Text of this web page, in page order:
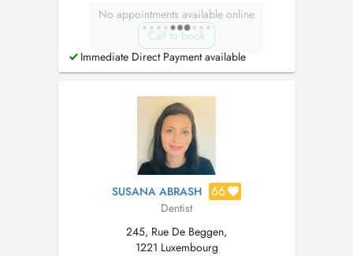
No appointments available online
Call to book
Immediate Direct Payment available
SUSANA ABRASH 66
Dentist
245, Rue De Beggen,
1221 Luxembourg